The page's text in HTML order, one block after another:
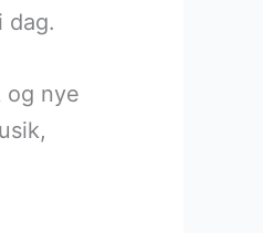
dag.
og nye